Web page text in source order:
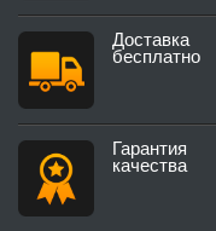
Доставка
бесплатно
Гарантия
качества